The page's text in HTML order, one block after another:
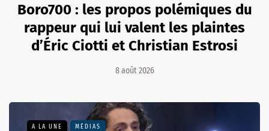
Boro700 : les propos polémiques du
rappeur qui lui valent les plaintes
d’Éric Ciotti et Christian Estrosi
8 août 2026
A LA UNE MÉDIAS